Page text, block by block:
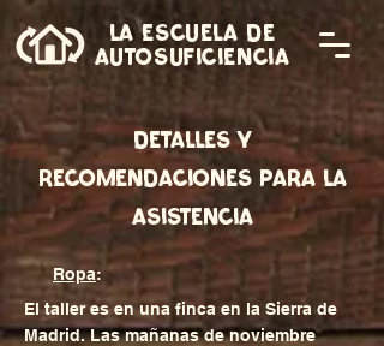
LA ESCUELA DE
AUTOSUFICIENCIA
DETALLES Y
RECOMENDACIONES PARA LA
ASISTENCIA
Ropa:
El taller es en una finca en la Sierra de
Madrid. Las mañanas de noviembre